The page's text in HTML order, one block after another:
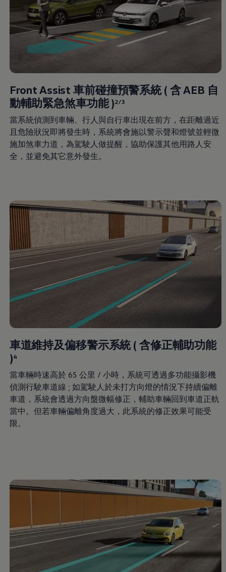
Front Assist 車前碰撞預警系統 ( 含 AEB 自
動輔助緊急煞車功能 )2/3
當系統偵測到車輛、行人與自行車出現在前方，在距離過近
且危險狀況即將發生時，系統將會施以警示聲和燈號並輕微
施加煞車力道，為駕駛人做提醒，協助保護其他用路人安
全，並避免其它意外發生。
車道維持及偏移警示系統 ( 含修正輔助功能
)4
當車輛時速高於 65 公里 / 小時，系統可透過多功能攝影機
偵測行駛車道線 ; 如駕駛人於未打方向燈的情況下持續偏離
車道，系統會透過方向盤微幅修正，輔助車輛回到車道正軌
當中。但若車輛偏離角度過大，此系統的修正效果可能受
限。